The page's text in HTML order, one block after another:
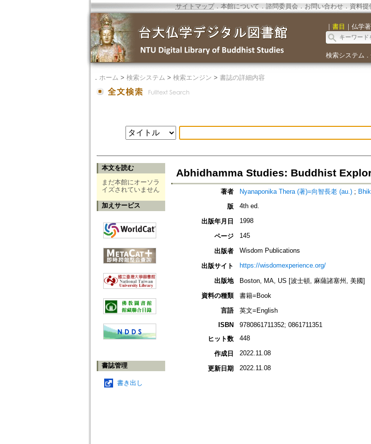
サイトマップ．本館について ． 諮問委員会． お問い合わせ． 資料提
｜ 書目 ｜ 仏学
検索システム ．
． ホーム > 検索システム > 検索エンジン > 書誌の詳細内容
本文を読む
まだ本館にオーソラ
イズされていません
加えサービス
書誌管理
書き出し
Abhidhamma Studies: Buddhist
著者 Nyanaponika Thera (著)=向智長老 (au.);
版
4th ed.
出版年月日 1998
ページ 145
出版者 Wisdom Publications
出版サイト https://wisdomexperience.org/
出版地
Boston, MA, US [波士頓, 麻薩諸塞州, 美國]
資料の種類
書籍=Book
言語
英文=English
ISBN
9780861711352; 0861711351
ヒット数
448
作成日 2022.11.08
更新日期 2022.11.08